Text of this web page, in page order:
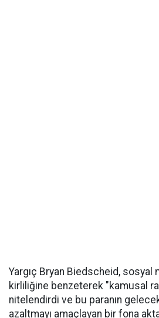
Yargıç Bryan Biedscheid, sosyal
kirliliğine benzeterek "kamusal
nitelendirdi ve bu paranın
azaltmayı amaçlayan bir fona